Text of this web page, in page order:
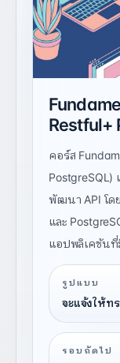
Restful+
คอร์ส
PostgreSQL)
พัฒนา API โด
และ
แอปพลิเคชันที่
รู้เกี่ยวกับการ
Node.js,
PostgreSQL,
Node.js รวม
Middleware
รูปแบบ
จะแจ้งให้ท
รอบถัดไป